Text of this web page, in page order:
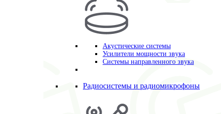
Акустические системы
Усилители мощности звука
Системы направленного звука
Радиосистемы и радиомикрофоны